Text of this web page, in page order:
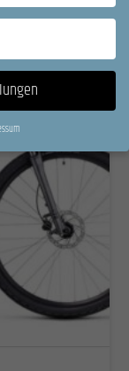
Diensten geben
bitten.
Einige von
und Ihre Erfahrung zu
(z. B. IP-Adressen), z.
Inhaltsmessung.
Sie in unserer